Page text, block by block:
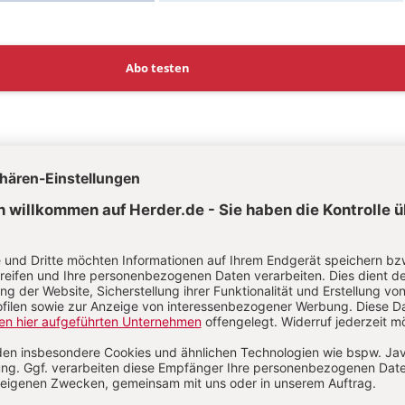
Abo testen
Drüner
Fortbildungsreferentin, Autorin und Coachin